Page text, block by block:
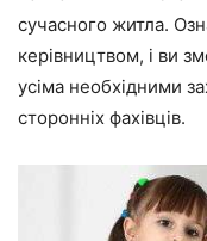
сучасного житла.
керівництвом, і ви
усіма необхідними
сторонніх фахівців.